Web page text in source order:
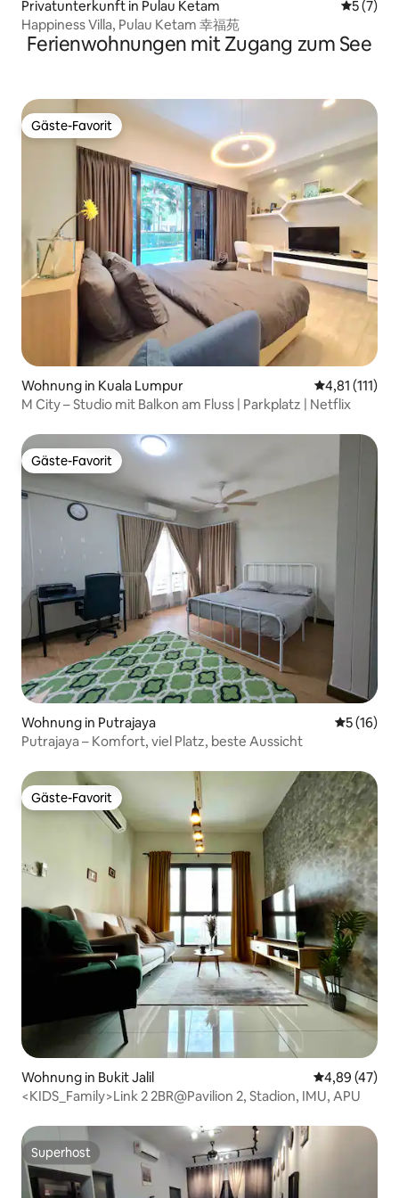
Privatunterkunft in Pulau Ketam
5 (7)
Happiness Villa, Pulau Ketam 幸福苑
Ferienwohnungen mit Zugang zum See
Gäste-Favorit
Gäste-Favorit
Wohnung in Kuala Lumpur
4,81 (111)
M City – Studio mit Balkon am Fluss | Parkplatz | Netflix
Gäste-Favorit
Gäste-Favorit
Wohnung in Putrajaya
5 (16)
Putrajaya – Komfort, viel Platz, beste Aussicht
Gäste-Favorit
Gäste-Favorit
Wohnung in Bukit Jalil
4,89 (47)
<KIDS_Family>Link 2 2BR@Pavilion 2, Stadion, IMU, APU
Superhost
Superhost